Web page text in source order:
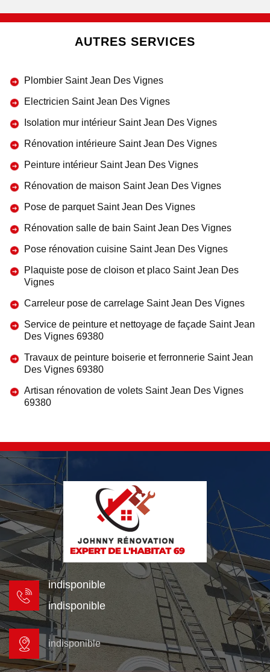
AUTRES SERVICES
Plombier Saint Jean Des Vignes
Electricien Saint Jean Des Vignes
Isolation mur intérieur Saint Jean Des Vignes
Rénovation intérieure Saint Jean Des Vignes
Peinture intérieur Saint Jean Des Vignes
Rénovation de maison Saint Jean Des Vignes
Pose de parquet Saint Jean Des Vignes
Rénovation salle de bain Saint Jean Des Vignes
Pose rénovation cuisine Saint Jean Des Vignes
Plaquiste pose de cloison et placo Saint Jean Des
Vignes
Carreleur pose de carrelage Saint Jean Des Vignes
Service de peinture et nettoyage de façade Saint Jean
Des Vignes 69380
Travaux de peinture boiserie et ferronnerie Saint Jean
Des Vignes 69380
Artisan rénovation de volets Saint Jean Des Vignes
69380
indisponible
indisponible
indisponible